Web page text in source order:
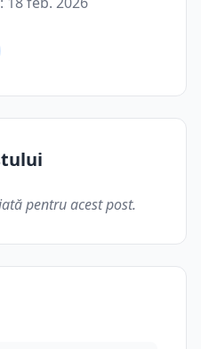
pentru acest post.